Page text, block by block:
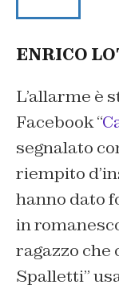
ENRICO
L’allarme è
Facebook “
segnalato
riempito
hanno dato
in
ragazzo che
Spalletti”